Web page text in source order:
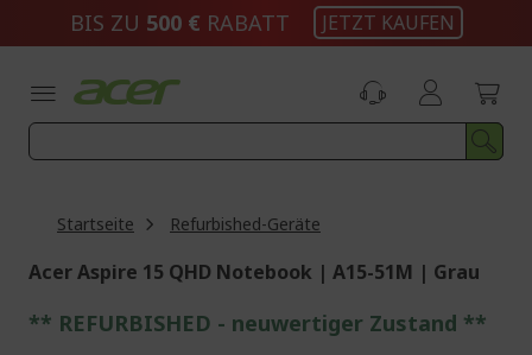
BIS ZU 500 € RABATT JETZT KAUFEN
Startseite Refurbished-Geräte
Acer Aspire 15 QHD Notebook | A15-51M | Grau
** REFURBISHED - neuwertiger Zustand **